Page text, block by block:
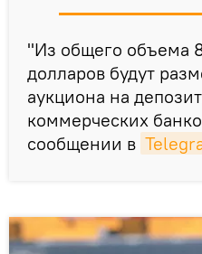
"Из общего объема
долларов будут
аукциона на
коммерческих
сообщении в